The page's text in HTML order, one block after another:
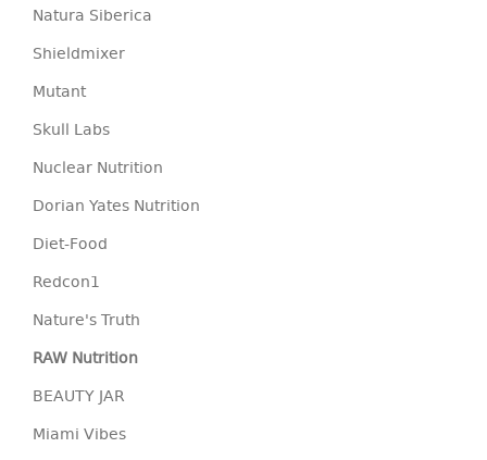
Natura Siberica
Shieldmixer
Mutant
Skull Labs
Nuclear Nutrition
Dorian Yates Nutrition
Diet-Food
Redcon1
Nature's Truth
RAW Nutrition
BEAUTY JAR
Miami Vibes